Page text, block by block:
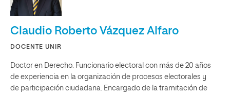
Claudio Roberto Vázquez Alfaro
DOCENTE UNIR
Doctor en Derecho. Funcionario electoral con más de 20 años
de experiencia en la organización de procesos electorales y
de participación ciudadana. Encargado de la tramitación de